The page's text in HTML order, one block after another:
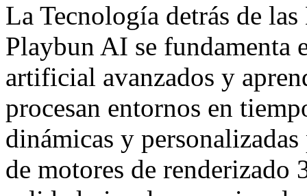
La Tecnología detrás de
Playbun AI se fundamenta
artificial avanzados y
procesan entornos en
dinámicas y
de motores de renderizado